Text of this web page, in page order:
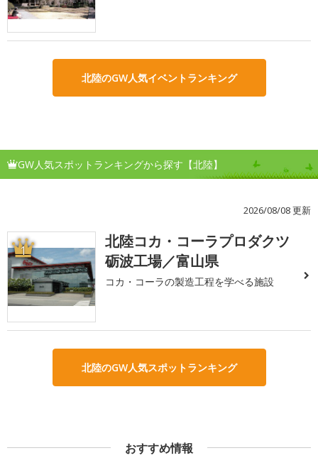
北陸のGW人気イベントランキング
GW人気スポットランキングから探す【北陸】
2026/08/08 更新
1
北陸コカ・コーラプロダクツ
砺波工場／富山県
コカ・コーラの製造工程を学べる施設
北陸のGW人気スポットランキング
おすすめ情報